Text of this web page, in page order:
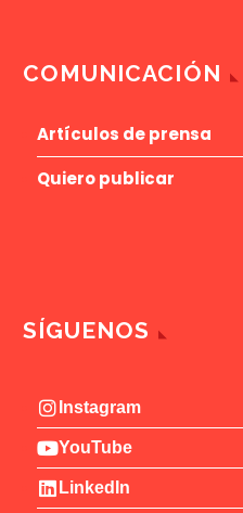
COMUNICACIÓN
Artículos de prensa
Quiero publicar
SÍGUENOS
Instagram
YouTube
LinkedIn